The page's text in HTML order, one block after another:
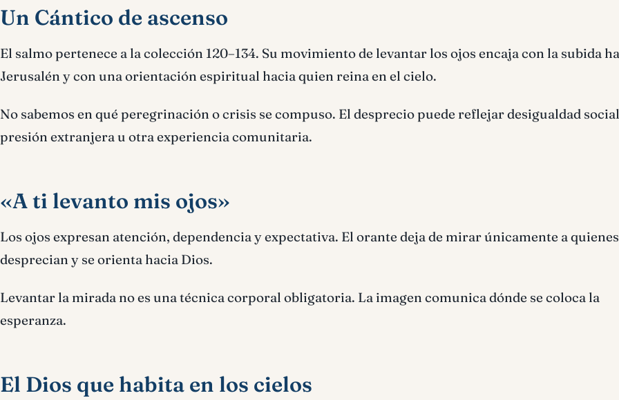
Un Cántico de ascenso
El salmo pertenece a la colección 120–134. Su movimiento de levantar los ojos encaja con la subida
Jerusalén y con una orientación espiritual hacia quien reina en el cielo.
No sabemos en qué peregrinación o crisis se compuso. El desprecio puede reflejar desigualdad
presión extranjera u otra experiencia comunitaria.
«A ti levanto mis ojos»
Los ojos expresan atención, dependencia y expectativa. El orante deja de mirar únicamente a
desprecian y se orienta hacia Dios.
Levantar la mirada no es una técnica corporal obligatoria. La imagen comunica dónde se coloca la
esperanza.
El Dios que habita en los cielos